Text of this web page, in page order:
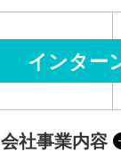
インター
会社事業内容